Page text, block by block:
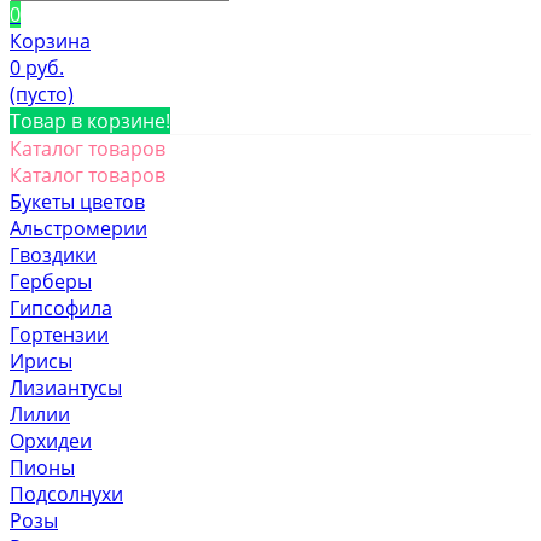
0
Корзина
0 руб.
(пусто)
Товар в корзине!
Каталог товаров
Каталог товаров
Букеты цветов
Альстромерии
Гвоздики
Герберы
Гипсофила
Гортензии
Ирисы
Лизиантусы
Лилии
Орхидеи
Пионы
Подсолнухи
Розы